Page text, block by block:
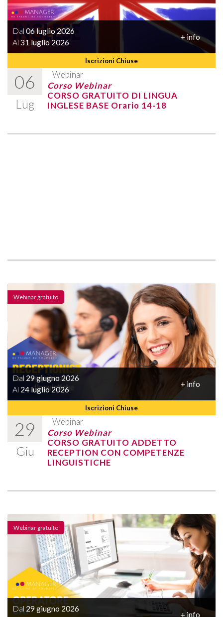
Iscrizioni Chiuse
Dal 06 luglio 2026
Al31 luglio 2026
+ info
06
Lug
Webinar
Corso Webinar
CORSO GRATUITO DI LINGUA
INGLESE BASE Orario 14-18
Iscrizioni Chiuse
Dal 29 giugno 2026
Al 24 luglio 2026
+ info
29
Giu
Webinar
Webinar gratuito
Corso Webinar
CORSO GRATUITO ADDETTO
RECEPTION CON COMPETENZE
LINGUISTICHE
Dal 29 giugno 2026
+ info
Webinar gratuito